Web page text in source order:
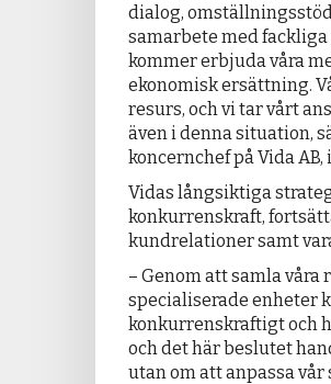
dialog,
samarbete med
kommer erbjuda våra
ekonomisk ersättning.
resurs, och vi tar vårt
även i denna situation,
koncernchef på Vida
Vidas långsiktiga
konkurrenskraft,
kundrelationer samt
– Genom att samla
specialiserade enheter
konkurrenskraftigt och
och det här beslutet
utan om att anpassa